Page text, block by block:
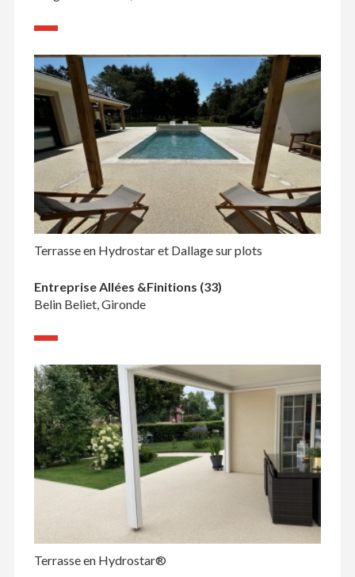
Terrasse en Hydrostar et Dallage sur plots
Entreprise Allées &Finitions (33)
Belin Beliet, Gironde
Terrasse en Hydrostar®